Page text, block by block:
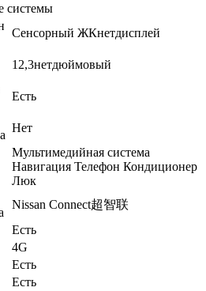
системы
Сенсорный ЖКнетдисплей
12,3нетдюймовый
Есть
Нет
Мультимедийная система
Навигация Телефон Кондиционер
Люк
Nissan Connect超智联
Есть
4G
Есть
Есть